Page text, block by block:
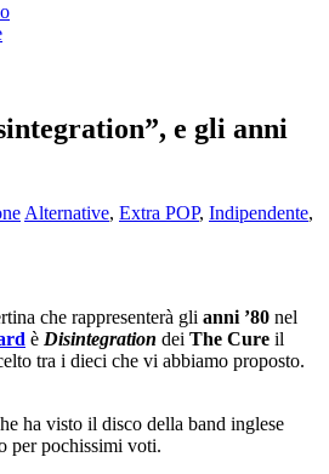
e gli anni
Alternative, Extra POP, Indipendente,
che rappresenterà gli anni ’80 nel
è Disintegration dei The Cure il
tra i dieci che vi abbiamo proposto.
ha visto il disco della band inglese
per pochissimi voti.